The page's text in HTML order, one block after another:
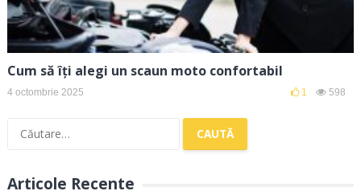
Cum să îți alegi un scaun moto confortabil
4 octombrie 2025 1 598
Caută
Articole Recente